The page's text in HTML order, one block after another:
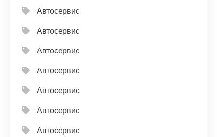
Автосервис
Автосервис
Автосервис
Автосервис
Автосервис
Автосервис
Автосервис